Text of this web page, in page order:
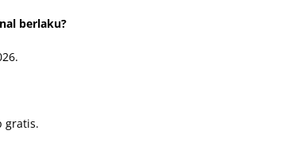
berlaku?
gratis.